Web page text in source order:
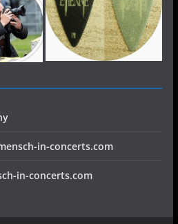
in-concerts.com
in-concerts.com